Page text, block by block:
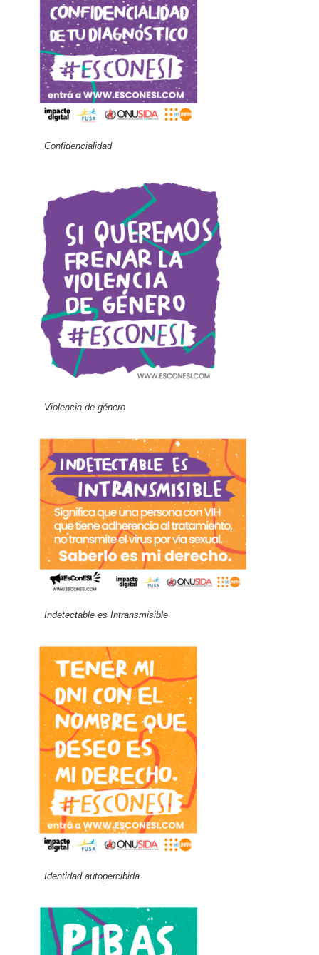
Confidencialidad
Violencia de género
Indetectable es Intransmisible
Identidad autopercibida